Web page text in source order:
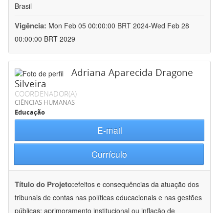
Brasil
Vigência: Mon Feb 05 00:00:00 BRT 2024-Wed Feb 28
00:00:00 BRT 2029
Adriana Aparecida Dragone
Silveira
COORDENADOR(A)
CIÊNCIAS HUMANAS
Educação
E-mail
Currículo
Título do Projeto:efeitos e consequências da atuação dos
tribunais de contas nas políticas educacionais e nas gestões
públicas: aprimoramento institucional ou inflação de